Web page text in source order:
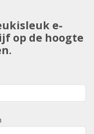
e-
op de hoogte